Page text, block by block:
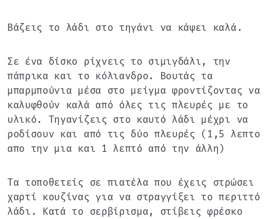
Βάζεις το λάδι στο τηγάνι να κάψει καλά.
Σε ένα δίσκο ρίχνεις το σιμιγδάλι, την
πάπρικα και το κόλιανδρο. Βουτάς τα
μπαρμπούνια μέσα στο μείγμα φροντίζοντας να
καλυφθούν καλά από όλες τις πλευρές με το
υλικό. Τηγανίζεις στο καυτό λάδι μέχρι να
ροδίσουν και από τις δύο πλευρές (1,5 λεπτο
απο την μια και 1 λεπτό από την άλλη)
Τα τοποθετείς σε πιατέλα που έχεις στρώσει
χαρτί κουζίνας για να στραγγίξει το περιττό
λάδι. Κατά το σερβίρισμα, στίβεις φρέσκο